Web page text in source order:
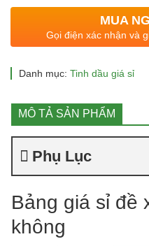
MUA
Gọi điện xác nhận và
Danh mục: Tinh dầu giá sỉ
MÔ TẢ SẢN PHẨM
Phụ Lục
Bảng giá sỉ đề
không